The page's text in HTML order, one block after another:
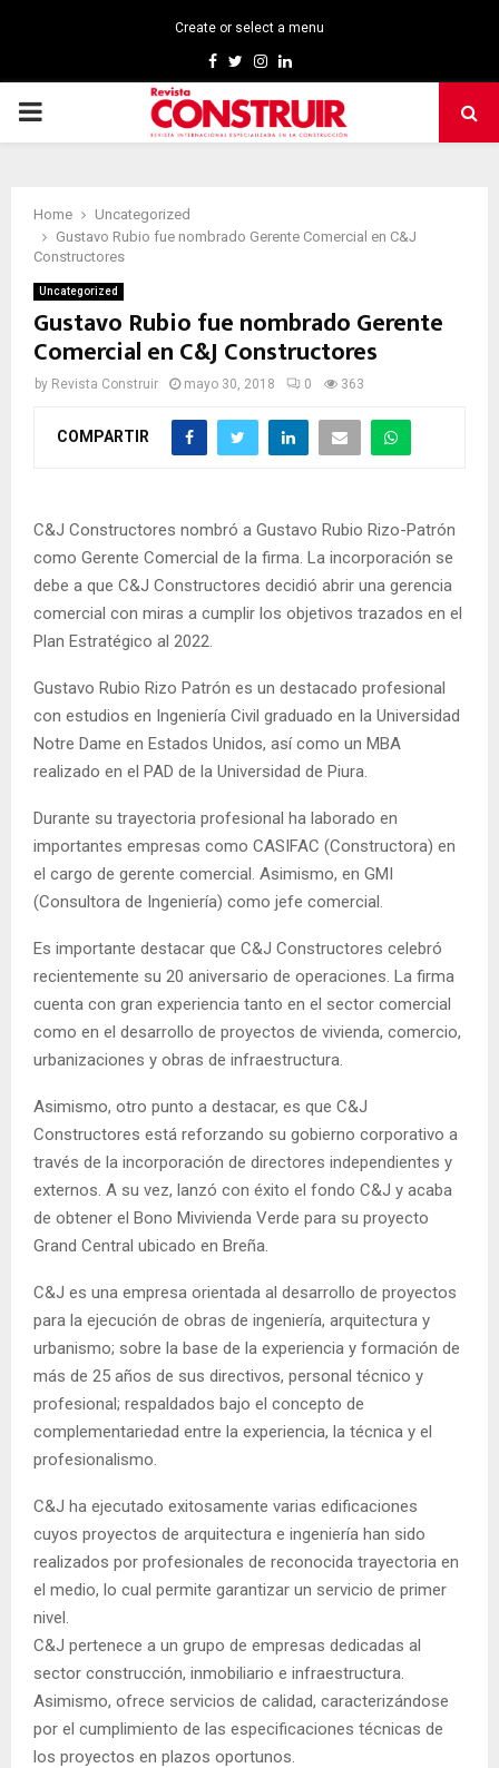
Create or select a menu
Facebook
TwitterInstagram
Linkedin
PRIMARY
Home
Uncategorized
Gustavo Rubio fue nombrado Gerente Comercial en C&J
Constructores
Uncategorized
Gustavo Rubio fue nombrado Gerente
Comercial en C&J Constructores
by Revista Construir mayo 30, 2018 0 363
COMPARTIR
C&J Constructores nombró a Gustavo Rubio Rizo-Patrón
como Gerente Comercial de la firma. La incorporación se
debe a que C&J Constructores decidió abrir una gerencia
comercial con miras a cumplir los objetivos trazados en el
Plan Estratégico al 2022.
Gustavo Rubio Rizo Patrón es un destacado profesional
con estudios en Ingeniería Civil graduado en la Universidad
Notre Dame en Estados Unidos, así como un MBA
realizado en el PAD de la Universidad de Piura.
Durante su trayectoria profesional ha laborado en
importantes empresas como CASIFAC (Constructora) en
el cargo de gerente comercial. Asimismo, en GMI
(Consultora de Ingeniería) como jefe comercial.
Es importante destacar que C&J Constructores celebró
recientemente su 20 aniversario de operaciones. La firma
cuenta con gran experiencia tanto en el sector comercial
como en el desarrollo de proyectos de vivienda, comercio,
urbanizaciones y obras de infraestructura.
Asimismo, otro punto a destacar, es que C&J
Constructores está reforzando su gobierno corporativo a
través de la incorporación de directores independientes y
externos. A su vez, lanzó con éxito el fondo C&J y acaba
de obtener el Bono Mivivienda Verde para su proyecto
Grand Central ubicado en Breña.
C&J es una empresa orientada al desarrollo de proyectos
para la ejecución de obras de ingeniería, arquitectura y
urbanismo; sobre la base de la experiencia y formación de
más de 25 años de sus directivos, personal técnico y
profesional; respaldados bajo el concepto de
complementariedad entre la experiencia, la técnica y el
profesionalismo.
C&J ha ejecutado exitosamente varias edificaciones
cuyos proyectos de arquitectura e ingeniería han sido
realizados por profesionales de reconocida trayectoria en
el medio, lo cual permite garantizar un servicio de primer
nivel.
C&J pertenece a un grupo de empresas dedicadas al
sector construcción, inmobiliario e infraestructura.
Asimismo, ofrece servicios de calidad, caracterizándose
por el cumplimiento de las especificaciones técnicas de
los proyectos en plazos oportunos.